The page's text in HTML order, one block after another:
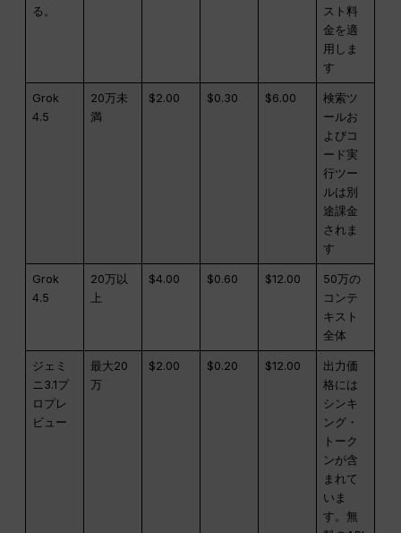
る。
スト料
金を適
用しま
す
Grok
4.5
20万未
満
$2.00 $0.30 $6.00
検索ツ
ールお
よびコ
ード実
行ツー
ルは別
途課金
されま
す
Grok
4.5
20万以
上
$4.00 $0.60 $12.00
50万の
コンテ
キスト
全体
ジェミ
ニ3.1プ
ロプレ
ビュー
最大20
万
$2.00 $0.20 $12.00
出力価
格には
シンキ
ング・
トーク
ンが含
まれて
いま
す。無